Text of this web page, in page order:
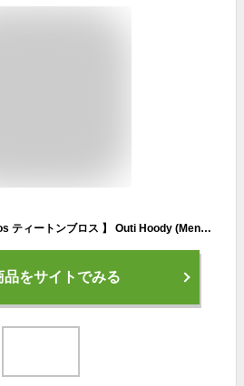
[特典付]23FW 【 Teton Bros ティートンブロス 】 Outi Hoody (Men) ウェア バックカントリー 登山 キャンプ アウトドア スキー スノーボード
品をサイトでみる